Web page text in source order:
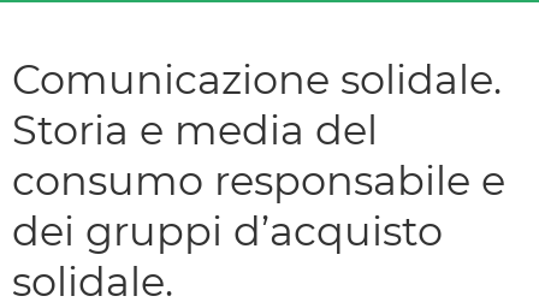
Comunicazione solidale.
Storia e media del
consumo responsabile e
dei gruppi d’acquisto
solidale.